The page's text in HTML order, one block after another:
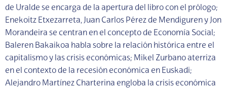
de Uralde se encarga de la apertura del libro con el prólogo;
Enekoitz Etxezarreta, Juan Carlos Pérez de Mendiguren y Jon
Morandeira se centran en el concepto de Economía Social;
Baleren Bakaikoa habla sobre la relación histórica entre el
capitalismo y las crisis económicas; Mikel Zurbano aterriza
en el contexto de la recesión económica en Euskadi;
Alejandro Martínez Charterina engloba la crisis económica